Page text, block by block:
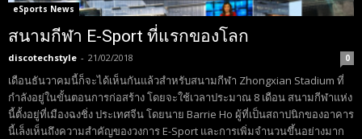
eSports News
สนามกีฬา E-Sport ที่แรกของโลก
discotechstyle - 21/02/2018 0
เดือนธันวาคมนี้ก็จะได้เห็นกันแล้วสำหรับสนามกีฬา Zhongxian Stadium ที่
กำลังอยู่ในขั้นตอนการก่อสร้าง โดยจะใช้เวลาประมาณ 8 เดือน สนามกีฬาแห่ง
นี้ตั้งอยู่ที่เมืองฉงชิ่ง ประเทศจีน โดยนาย Barrie Ho ผู้ที่เป็นสถาปนิกของอาคาร
นี้เล็งเห็นถึงความสำคัญของวงการ E-Sport และการเพิ่มจำนวนขึ้นอย่างมาก